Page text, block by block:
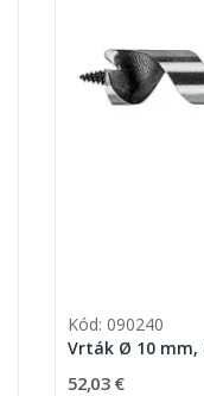
Kód: 090240
Vrták Ø 10 mm,
52,03 €